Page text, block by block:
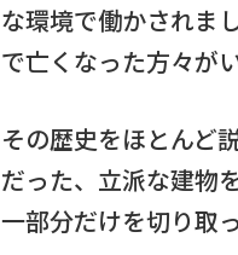
な環境で働かされま
で亡くなった方々がい
その歴史をほとんど
だった、立派な建物
一部分だけを切り取